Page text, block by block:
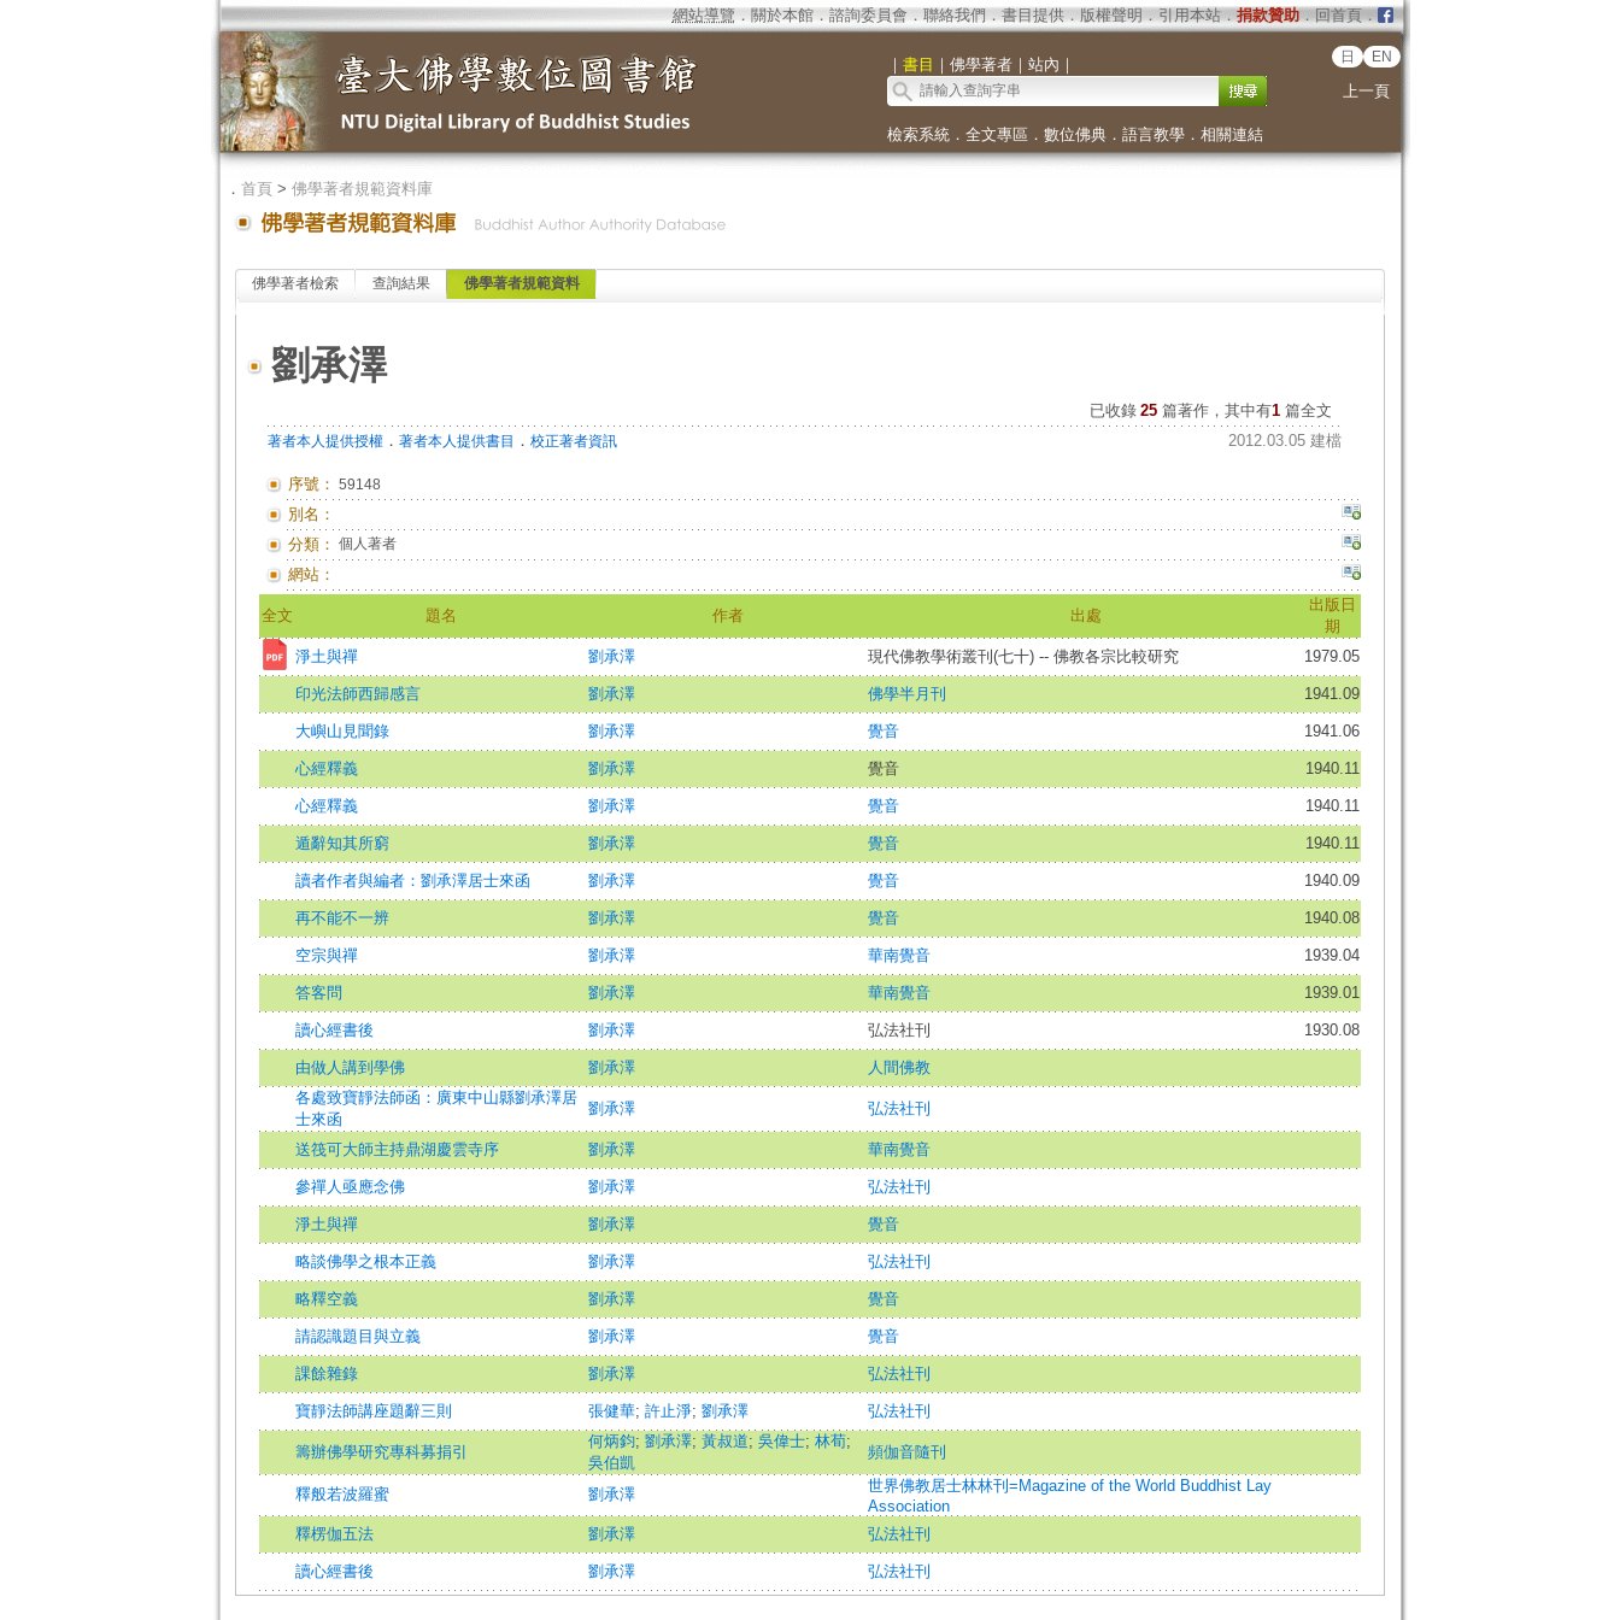
網站導覽 ． 關於本館． 諮詢委員會． 聯絡我們 ． 書目提供． 版權聲明 ． 引用本站． 捐款贊助．回首頁．
｜ 書目 ｜ 佛學著者｜ 站內 ｜ 日 EN
上一頁
檢索系統． 全文專區 ． 數位佛典． 語言教學． 相關連結
． 首頁> 佛學著者規範資料庫
佛學著者檢索 查詢結果 佛學著者規範資料
劉承澤
已收錄 25 篇著作，其中有1篇全文
著者本人提供授權． 著者本人提供書目 ． 校正著者資訊 2012.03.05 建檔
序號： 59148
別名：
分類： 個人著者
網站：
全文 題名 作者 出處
出版日
期
淨土與禪
劉承澤 現代佛教學術叢刊(七十) -- 佛教各宗比較研究 1979.05
印光法師西歸感言 劉承澤 佛學半月刊 1941.09
大嶼山見聞錄 劉承澤 覺音 1941.06
心經釋義 劉承澤 覺音 1940.11
心經釋義 劉承澤 覺音 1940.11
遁辭知其所窮 劉承澤 覺音 1940.11
讀者作者與編者：劉承澤居士來函 劉承澤 覺音 1940.09
再不能不一辨 劉承澤 覺音 1940.08
空宗與禪 劉承澤 華南覺音 1939.04
答客問 劉承澤 華南覺音 1939.01
讀心經書後 劉承澤 弘法社刊 1930.08
由做人講到學佛 劉承澤
人間佛教
各處致寶靜法師函：廣東中山縣劉承澤居
士來函
劉承澤 弘法社刊
送筏可大師主持鼎湖慶雲寺序 劉承澤 華南覺音
參禪人亟應念佛 劉承澤 弘法社刊
淨土與禪 劉承澤 覺音
略談佛學之根本正義 劉承澤 弘法社刊
略釋空義 劉承澤 覺音
請認識題目與立義 劉承澤 覺音
課餘雜錄 劉承澤 弘法社刊
寶靜法師講座題辭三則 張健華; 許止淨; 劉承澤 弘法社刊
籌辦佛學研究專科募捐引
何炳鈞; 劉承澤; 黃叔道; 吳偉士; 林荀;
吳伯凱
頻伽音隨刊
釋般若波羅蜜 劉承澤
世界佛教居士林林刊=Magazine of the World Buddhist Lay
Association
釋楞伽五法
劉承澤 弘法社刊
讀心經書後 劉承澤 弘法社刊